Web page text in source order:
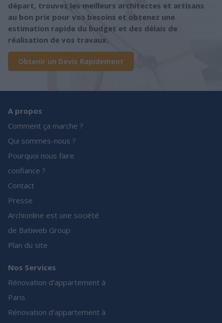
départ, trouvez les meilleurs architectes et artisans
au bon prix pour vos besoins et obtenez une
estimation rapide du budget et des délais de
réalisation de vos travaux.
Obtenir un Devis Rapidement
A propos
Comment ça marche ?
Qui sommes-nous ?
Pourquoi nous faire
confiance ?
Contact
Presse
Archionline est une société
de Batiweb Group
Plan du site
Nos Services
Rénovation d’appartement à
Paris
Rénovation d’appartement à